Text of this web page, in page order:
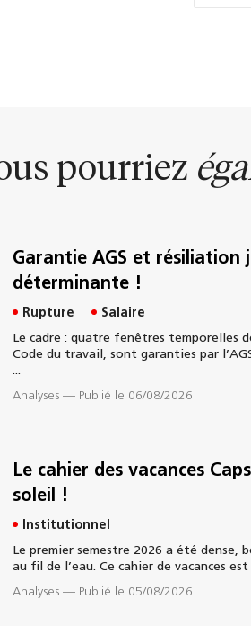
pourriez
Garantie AGS et résiliation
déterminante !
Rupture
Salaire
Le cadre : quatre fenêtres temporelles
Code du travail, sont garanties par
...
Analyses — Publié le 06/08/2026
Le cahier des vacances
soleil !
Institutionnel
Le premier semestre 2026 a été dense,
au fil de l’eau. Ce cahier de vacances
Analyses — Publié le 05/08/2026